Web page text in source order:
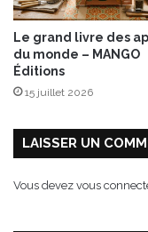
é
u
m
Le grand livre des
du monde – MANGO
Éditions
15 juillet 2026
LAISSER UN
Vous devez vous